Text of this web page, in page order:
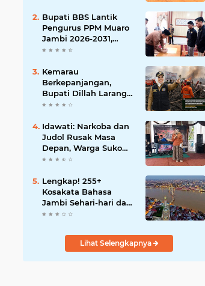
Bupati BBS Lantik
Pengurus PPM Muaro
Jambi 2026-2031,
Dorong Pemuda Jadi
Kemarau
Berkepanjangan,
Bupati Dillah Larang
Camat Tinggalkan
Hadapi Karhutla dan
Kebakaran
Permukiman
Idawati: Narkoba dan
Judol Rusak Masa
Depan, Warga Suko
Awin Jaya Diminta
Lengkap! 255+
Kosakata Bahasa
Jambi Sehari-hari dan
Artinya
Lihat Selengkapnya